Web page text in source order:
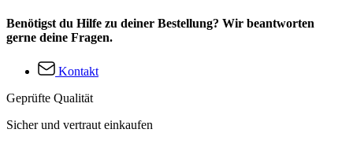
Benötigst du Hilfe zu deiner Bestellung? Wir beantworten
gerne deine Fragen.
Kontakt
Geprüfte Qualität
Sicher und vertraut einkaufen